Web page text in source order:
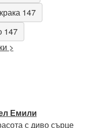
147
147
>
Емили
с диво сърце